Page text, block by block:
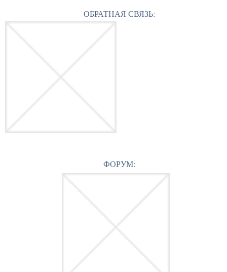
ОБРАТНАЯ СВЯЗЬ:
ФОРУМ: